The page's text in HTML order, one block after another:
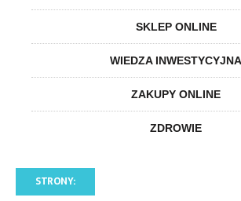
SKLEP ONLINE
WIEDZA INWESTYCYJNA
ZAKUPY ONLINE
ZDROWIE
STRONY: